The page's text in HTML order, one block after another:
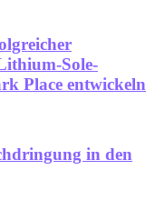
Sole-
Place entwickeln
in den